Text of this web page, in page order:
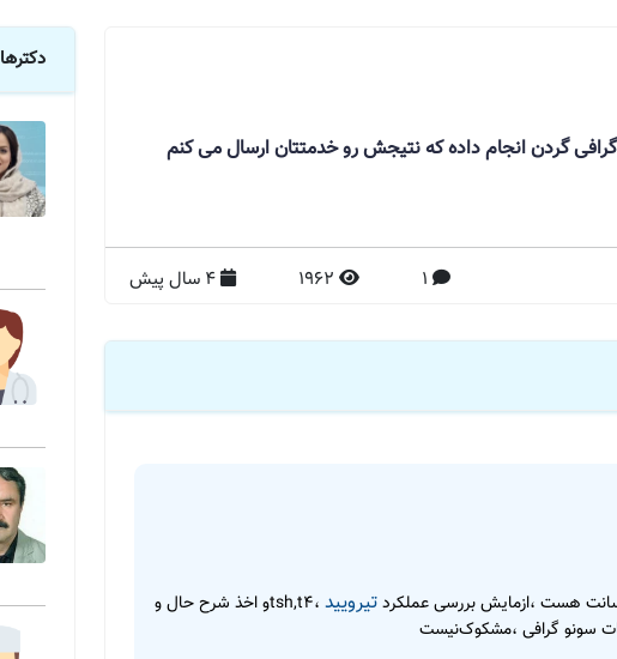
هست ،ازمایش بررسی عملکردتیرویید
،tsh,t4و اخذ شرح حال و
سونو گرافی ،مشکوک‌نیست
دکترها